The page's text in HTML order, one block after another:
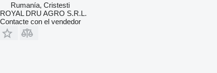
Rumanía, Cristesti
ROYAL DRU AGRO S.R.L.
Contacte con el vendedor